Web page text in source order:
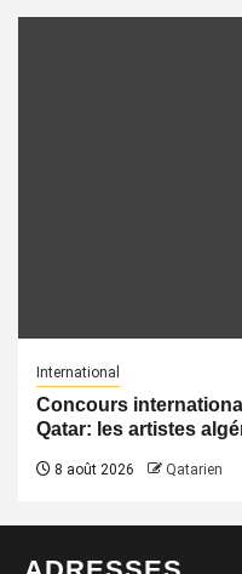
International
Concours
Qatar: les artistes
8 août 2026 Qatarien